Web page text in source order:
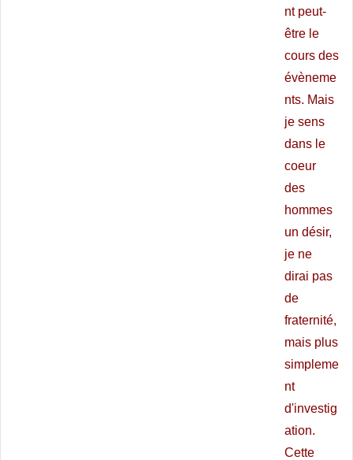
nt peut-
être le
cours des
évèneme
nts. Mais
je sens
dans le
coeur
des
hommes
un désir,
je ne
dirai pas
de
fraternité,
mais plus
simpleme
nt
d'investig
ation.
Cette